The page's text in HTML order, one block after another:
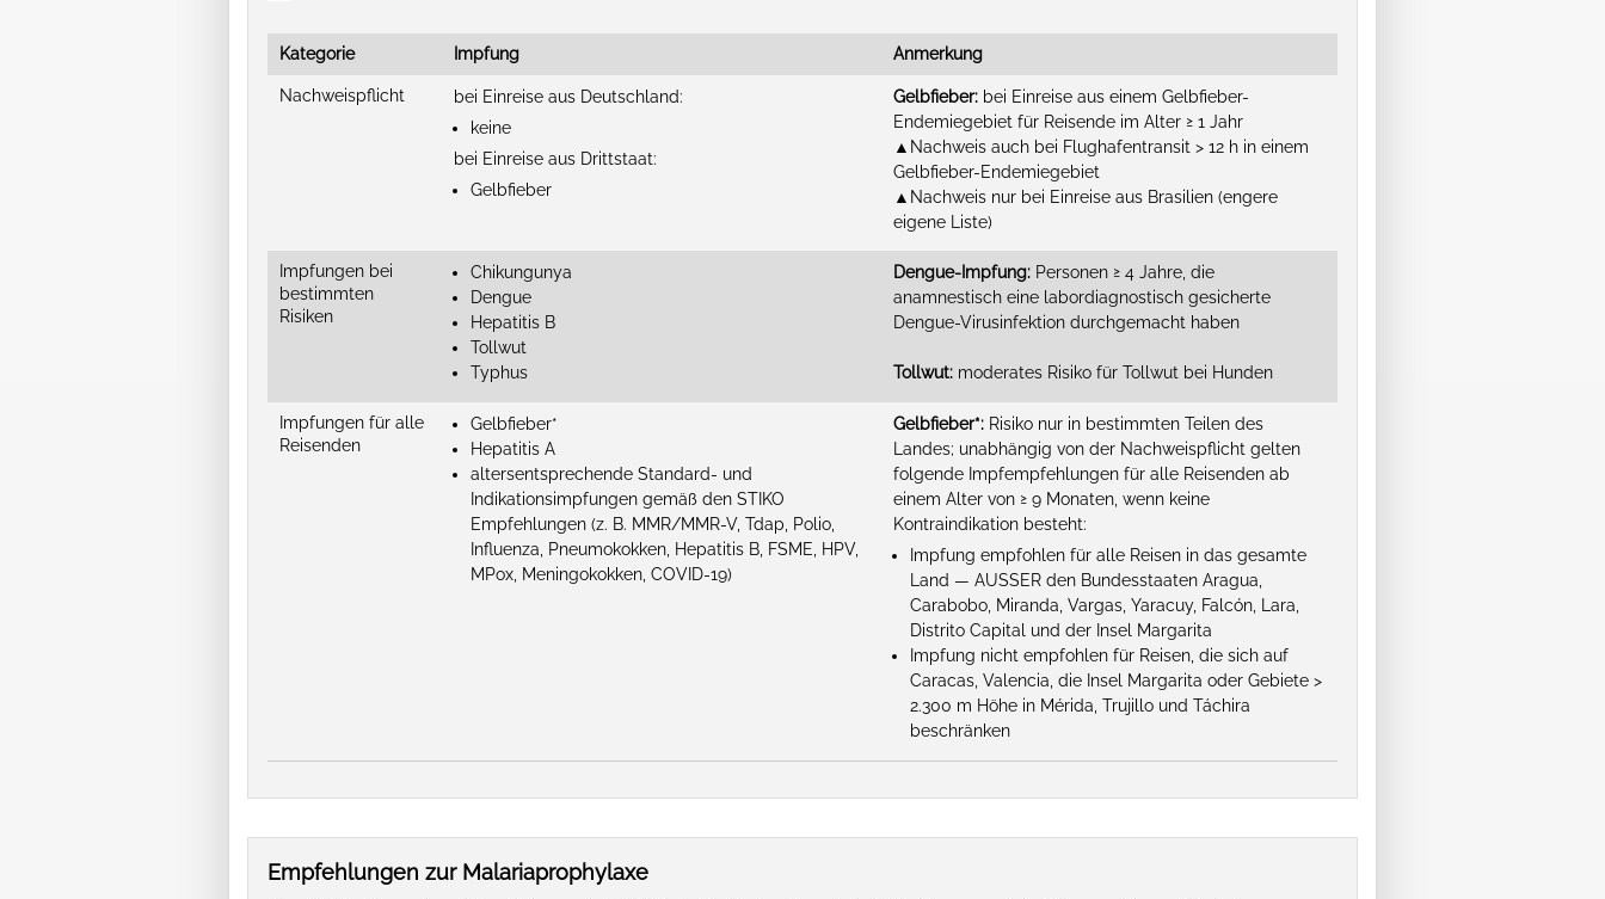
Kategorie Impfung Anmerkung
Nachweispflicht
bei Einreise aus Deutschland:
keine
bei Einreise aus Drittstaat:
Gelbfieber
Gelbfieber: bei Einreise aus einem Gelbfieber-
Endemiegebiet für Reisende im Alter ≥ 1 Jahr
▲Nachweis auch bei Flughafentransit > 12 h in einem
Gelbfieber-Endemiegebiet
▲Nachweis nur bei Einreise aus Brasilien (engere
eigene Liste)
Impfungen bei
bestimmten
Risiken
Chikungunya
Dengue
Hepatitis B
Tollwut
Typhus
Dengue-Impfung: Personen ≥ 4 Jahre, die
anamnestisch eine labordiagnostisch gesicherte
Dengue-Virusinfektion durchgemacht haben
Tollwut: moderates Risiko für Tollwut bei Hunden
Impfungen für alle
Reisenden
Gelbfieber*
Hepatitis A
altersentsprechende Standard- und
Indikationsimpfungen gemäß den STIKO
Empfehlungen (z. B. MMR/MMR-V, Tdap, Polio,
Influenza, Pneumokokken, Hepatitis B, FSME, HPV,
MPox, Meningokokken, COVID-19)
Gelbfieber*: Risiko nur in bestimmten Teilen des
Landes; unabhängig von der Nachweispflicht gelten
folgende Impfempfehlungen für alle Reisenden ab
einem Alter von ≥ 9 Monaten, wenn keine
Kontraindikation besteht:
Impfung empfohlen für alle Reisen in das gesamte
Land — AUSSER den Bundesstaaten Aragua,
Carabobo, Miranda, Vargas, Yaracuy, Falcón, Lara,
Distrito Capital und der Insel Margarita
Impfung nicht empfohlen für Reisen, die sich auf
Caracas, Valencia, die Insel Margarita oder Gebiete >
2.300 m Höhe in Mérida, Trujillo und Táchira
beschränken
Empfehlungen zur Malariaprophylaxe